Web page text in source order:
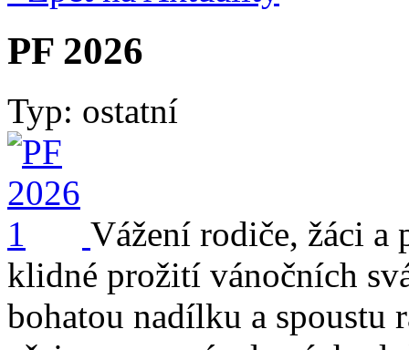
PF 2026
Typ: ostatní
Vážení rodiče, žáci a
klidné prožití vánočních
bohatou nadílku a spoustu